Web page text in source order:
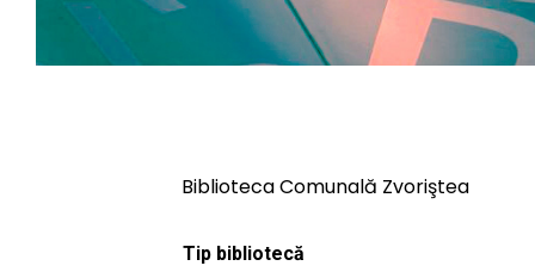
Biblioteca Comunală Zvoriştea
Tip bibliotecă